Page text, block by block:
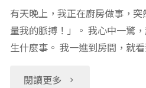
事：
我
選
幼
兒
有天晚上，我正在廚房做事，
量我的脈搏！」。 我心中一驚
生什麼事。 我一進到房間，就
閱讀更多
"小